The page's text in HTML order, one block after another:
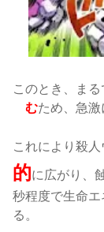
このとき、ま
むため、急激
これにより殺
的に広がり、
秒程度で生命
る。